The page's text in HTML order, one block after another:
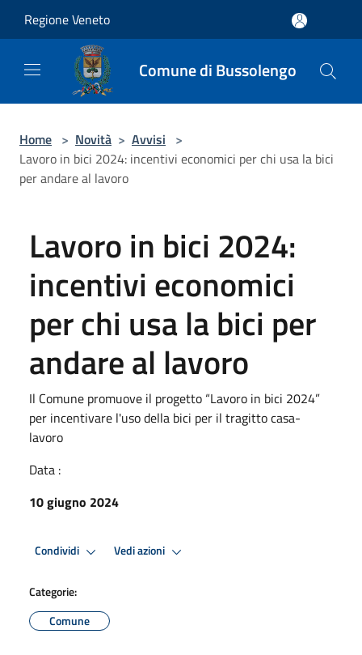
Regione Veneto
Comune di Bussolengo
Home > Novità > Avvisi >
Lavoro in bici 2024: incentivi economici per chi usa la bici
per andare al lavoro
Lavoro in bici 2024:
incentivi economici
per chi usa la bici per
andare al lavoro
Il Comune promuove il progetto “Lavoro in bici 2024”
per incentivare l'uso della bici per il tragitto casa-
lavoro
Data :
10 giugno 2024
Condividi Vedi azioni
Categorie:
Comune